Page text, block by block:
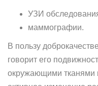
УЗИ
маммографии.
В пользу
говорит его
окружающими тканями